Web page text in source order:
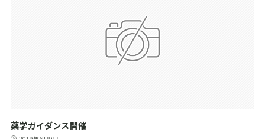
薬学ガイダンス開催